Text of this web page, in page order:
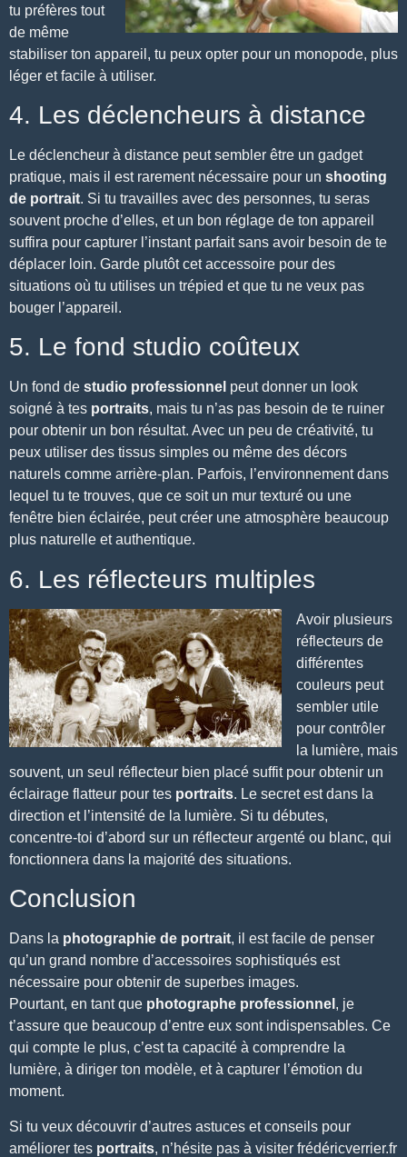
tu préfères tout
de même
stabiliser ton appareil, tu peux opter pour un monopode, plus
léger et facile à utiliser.
4. Les déclencheurs à distance
Le déclencheur à distance peut sembler être un gadget
pratique, mais il est rarement nécessaire pour un shooting
de portrait. Si tu travailles avec des personnes, tu seras
souvent proche d’elles, et un bon réglage de ton appareil
suffira pour capturer l’instant parfait sans avoir besoin de te
déplacer loin. Garde plutôt cet accessoire pour des
situations où tu utilises un trépied et que tu ne veux pas
bouger l’appareil.
5. Le fond studio coûteux
Un fond de studio professionnel peut donner un look
soigné à tes portraits, mais tu n’as pas besoin de te ruiner
pour obtenir un bon résultat. Avec un peu de créativité, tu
peux utiliser des tissus simples ou même des décors
naturels comme arrière-plan. Parfois, l’environnement dans
lequel tu te trouves, que ce soit un mur texturé ou une
fenêtre bien éclairée, peut créer une atmosphère beaucoup
plus naturelle et authentique.
6. Les réflecteurs multiples
Avoir plusieurs
réflecteurs de
différentes
couleurs peut
sembler utile
pour contrôler
la lumière, mais
souvent, un seul réflecteur bien placé suffit pour obtenir un
éclairage flatteur pour tes portraits. Le secret est dans la
direction et l’intensité de la lumière. Si tu débutes,
concentre-toi d’abord sur un réflecteur argenté ou blanc, qui
fonctionnera dans la majorité des situations.
Conclusion
Dans la photographie de portrait, il est facile de penser
qu’un grand nombre d’accessoires sophistiqués est
nécessaire pour obtenir de superbes images.
Pourtant, en tant que photographe professionnel , je
t’assure que beaucoup d’entre eux sont indispensables. Ce
qui compte le plus, c’est ta capacité à comprendre la
lumière, à diriger ton modèle, et à capturer l’émotion du
moment.
Si tu veux découvrir d’autres astuces et conseils pour
améliorer tes portraits, n’hésite pas à visiter frédéricverrier.fr